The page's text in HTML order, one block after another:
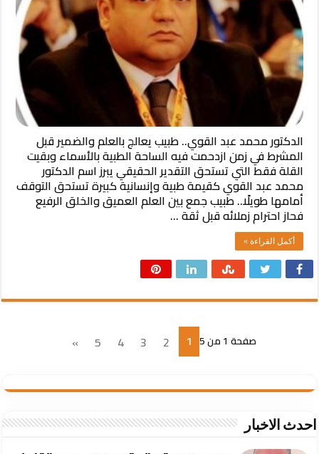
الدكتور محمد عبد القوي.. طبيب يعالج بالعلم والضمير قبل
المشرط في زمن ازدحمت فيه الساحة الطبية بالأسماء وبقيت
القلة فقط التي تستحق التقدير الحقيقي يبرز اسم الدكتور
محمد عبد القوي كقيمة طبية وإنسانية كبيرة تستحق التوقف
أمامها طويلًا.. طبيب جمع بين العلم العميق والخلق الرفيع
فحاز احترام زملائه قبل ثقة …
أكمل القراءة »
صفحة 1 من 5 1
2
3
4
5
»
احدث الاخبار